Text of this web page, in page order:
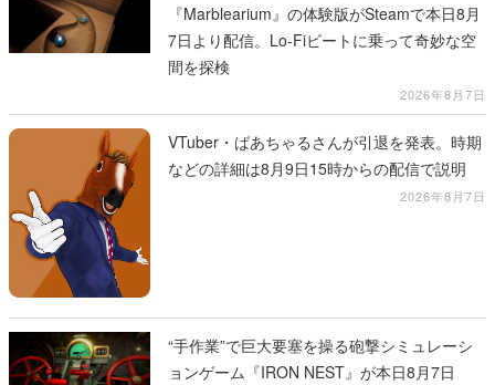
『Marblearium』の体験版がSteamで本日8月
7日より配信。Lo-Fiビートに乗って奇妙な空
間を探検
2026年8月7日
VTuber・ばあちゃるさんが引退を発表。時期
などの詳細は8月9日15時からの配信で説明
2026年8月7日
“手作業”で巨大要塞を操る砲撃シミュレーシ
ョンゲーム『IRON NEST』が本日8月7日